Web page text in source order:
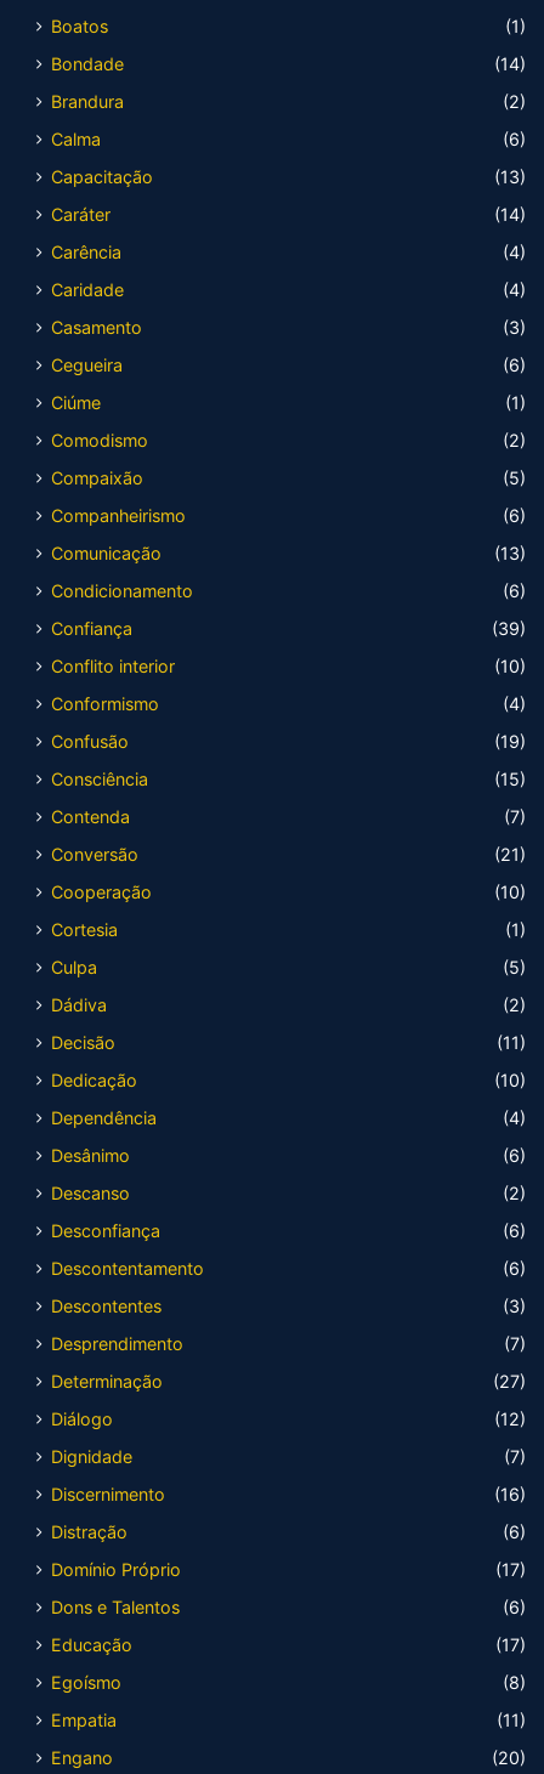
Boatos
(1)
Bondade
(14)
Brandura
(2)
Calma
(6)
Capacitação
(13)
Caráter
(14)
Carência
(4)
Caridade
(4)
Casamento
(3)
Cegueira
(6)
Ciúme
(1)
Comodismo
(2)
Compaixão
(5)
Companheirismo
(6)
Comunicação
(13)
Condicionamento
(6)
Confiança
(39)
Conflito interior
(10)
Conformismo
(4)
Confusão
(19)
Consciência
(15)
Contenda
(7)
Conversão
(21)
Cooperação
(10)
Cortesia
(1)
Culpa
(5)
Dádiva
(2)
Decisão
(11)
Dedicação
(10)
Dependência
(4)
Desânimo
(6)
Descanso
(2)
Desconfiança
(6)
Descontentamento
(6)
Descontentes
(3)
Desprendimento
(7)
Determinação
(27)
Diálogo
(12)
Dignidade
(7)
Discernimento
(16)
Distração
(6)
Domínio Próprio
(17)
Dons e Talentos
(6)
Educação
(17)
Egoísmo
(8)
Empatia
(11)
Engano
(20)